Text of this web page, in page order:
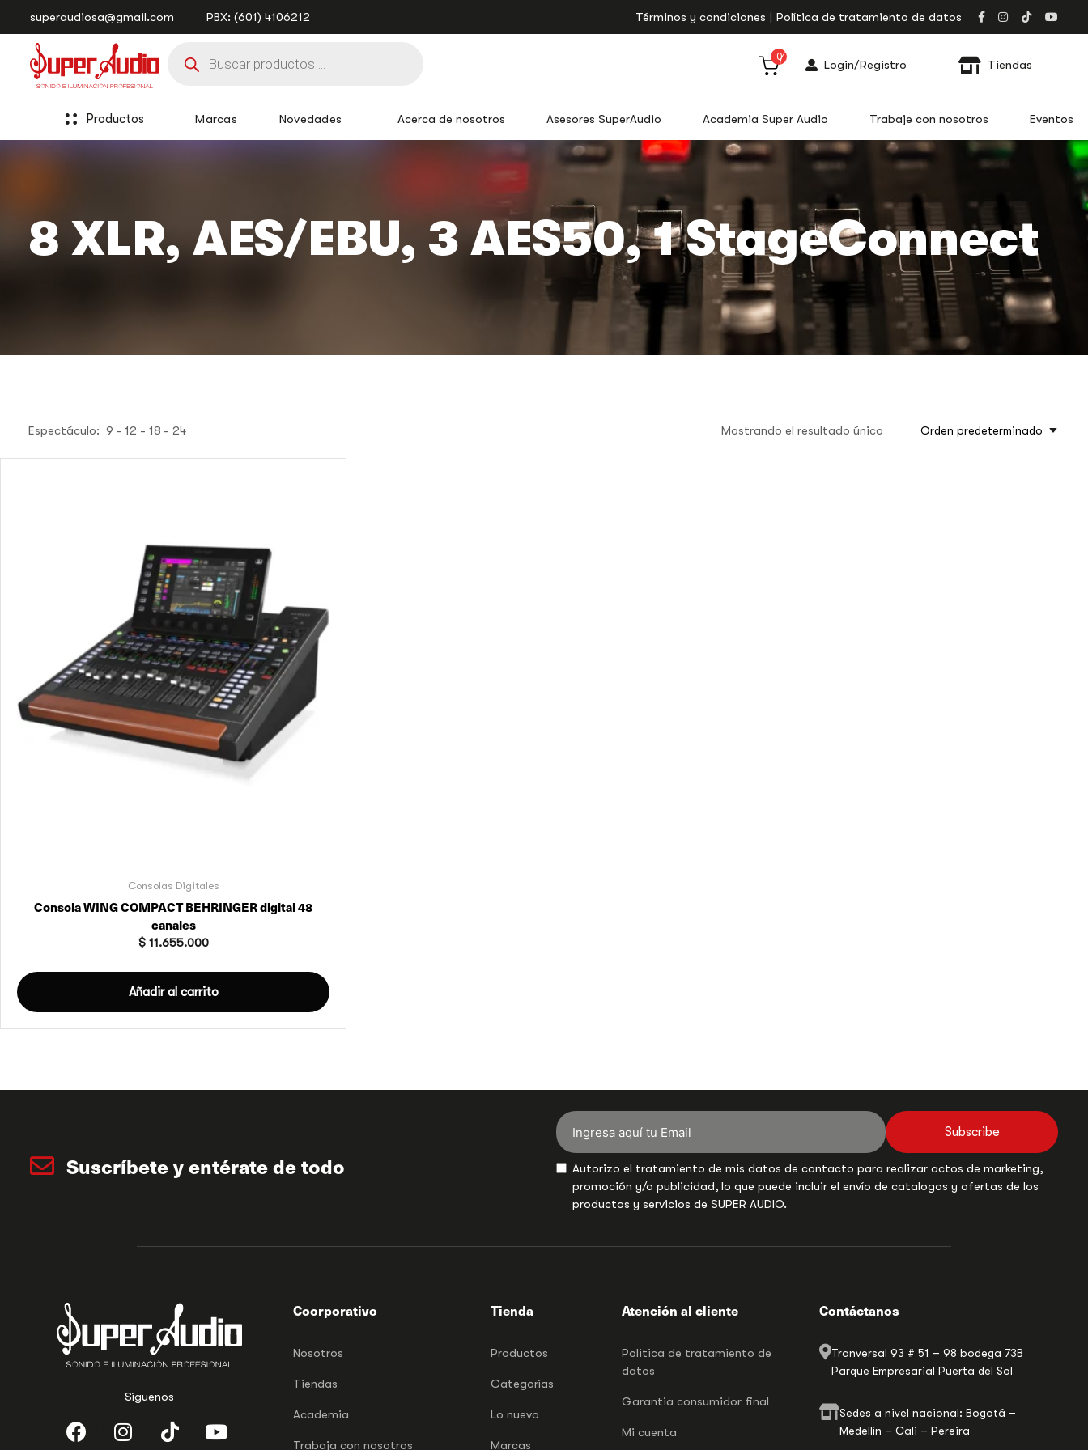
enlaces
navegación
principal
superaudiosa@gmail.com PBX: (601) 4106212 Términos y condiciones
Política de tratamiento de datos
Búsqueda
productos
0
Login/Registro Tiendas
Productos Marcas Novedades Acerca de nosotros Asesores SuperAudio Academia Super Audio Trabaje con nosotros Eventos
8 XLR, AES/EBU, 3 AES50, 1 StageConnect
Espectáculo: 9 12 18 24 Mostrando el resultado único Orden predeterminado
Consolas Digitales
Consola WING COMPACT BEHRINGER digital 48
canales
$11.655.000
Añadir al carrito
Suscríbete y entérate de todo
Subscribe
Autorizo el tratamiento de mis datos de contacto para realizar actos de marketing,
promoción y/o publicidad, lo que puede incluir el envío de catalogos y ofertas de los
productos y servicios de SUPER AUDIO.
Síguenos
Coorporativo
Nosotros
Tiendas
Academia
Trabaja con nosotros
Tienda
Productos
Categorías
Lo nuevo
Marcas
Atención al cliente
Politica de tratamiento de
datos
Garantia consumidor final
Mi cuenta
Contáctanos
Tranversal 93 # 51 – 98 bodega 73B
Parque Empresarial Puerta del Sol
Sedes a nivel nacional: Bogotá –
Medellín – Cali – Pereira